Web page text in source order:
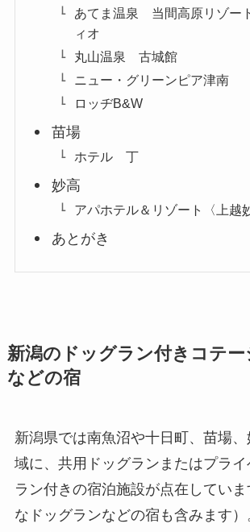
あてま温泉 当間高原リゾー
ィオ
丸山温泉 古城館
ニュー・グリーンピア津南
ロッヂB&W
苗場
ホテル 丁
妙高
アパホテル＆リゾート〈上越
あとがき
新潟のドッグラン付きコテ
などの宿
新潟県では南魚沼や十日町、苗場
域に、共用ドッグランまたはプラ
ラン付きの宿泊施設が点在していま
なドッグランなどの宿も含みます